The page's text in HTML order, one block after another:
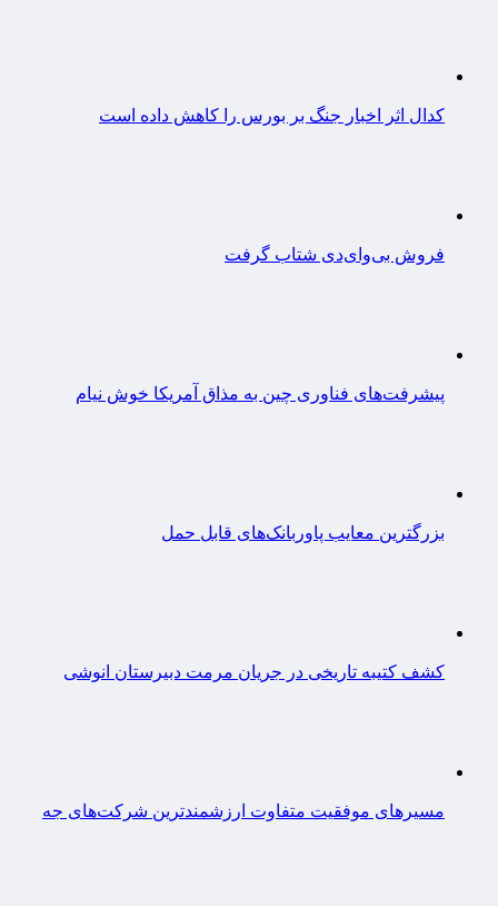
کدال اثر اخبار جنگ بر بورس را کاهش داده است
فروش بی‌وای‌دی شتاب گرفت
پیشرفت‌های فناوری چین به مذاق آمریکا خوش نیام
بزرگترین معایب پاوربانک‌های قابل حمل
کشف کتیبه تاریخی در جریان مرمت دبیرستان انوشی
مسیرهای موفقیت متفاوت ارزشمندترین شرکت‌های جه